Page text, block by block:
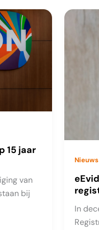
Erik
15 jaar
van
bij
Nieuws
In